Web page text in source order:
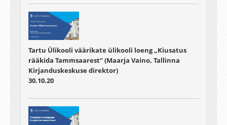
Tartu Ülikooli väärikate ülikooli loeng „Kiusatus
rääkida Tammsaarest“ (Maarja Vaino, Tallinna
Kirjanduskeskuse direktor)
30.10.20